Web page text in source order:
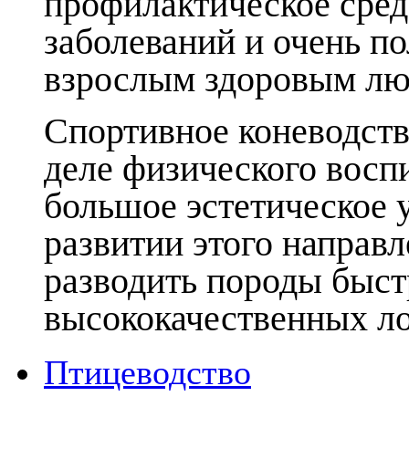
заболеваний и очень
взрослым здоровым
Спортивное
деле физического
большое
развитии этого
разводить породы
высококачественных
Птицеводство